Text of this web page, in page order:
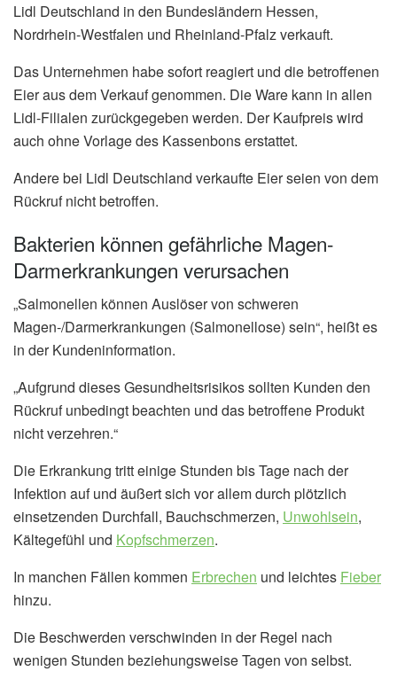
Lidl Deutschland in den Bundesländern Hessen,
Nordrhein-Westfalen und Rheinland-Pfalz verkauft.
Das Unternehmen habe sofort reagiert und die betroffenen
Eier aus dem Verkauf genommen. Die Ware kann in allen
Lidl-Filialen zurückgegeben werden. Der Kaufpreis wird
auch ohne Vorlage des Kassenbons erstattet.
Andere bei Lidl Deutschland verkaufte Eier seien von dem
Rückruf nicht betroffen.
Bakterien können gefährliche Magen-
Darmerkrankungen verursachen
„Salmonellen können Auslöser von schweren
Magen-/Darmerkrankungen (Salmonellose) sein“, heißt es
in der Kundeninformation.
„Aufgrund dieses Gesundheitsrisikos sollten Kunden den
Rückruf unbedingt beachten und das betroffene Produkt
nicht verzehren.“
Die Erkrankung tritt einige Stunden bis Tage nach der
Infektion auf und äußert sich vor allem durch plötzlich
einsetzenden Durchfall, Bauchschmerzen, Unwohlsein,
Kältegefühl und Kopfschmerzen.
In manchen Fällen kommen Erbrechen und leichtes Fieber
hinzu.
Die Beschwerden verschwinden in der Regel nach
wenigen Stunden beziehungsweise Tagen von selbst.